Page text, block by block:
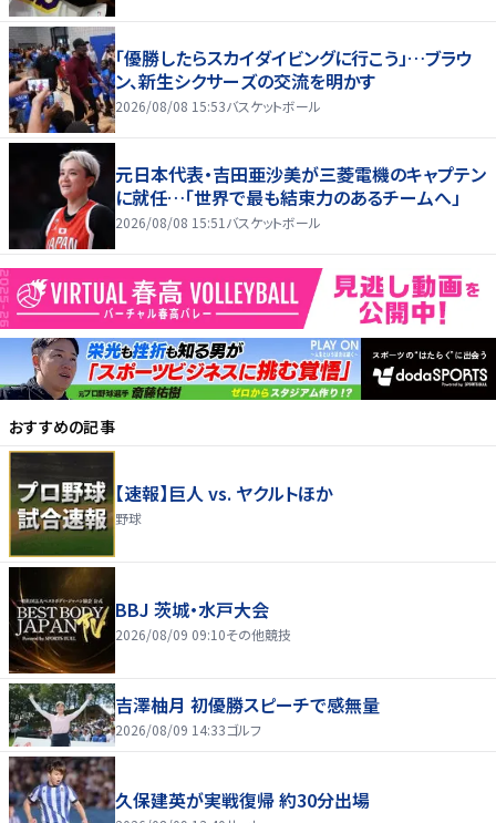
「優勝したらスカイダイビングに行こう」…ブラウ
ン、新生シクサーズの交流を明かす
2026/08/08 15:53バスケットボール
元日本代表・吉田亜沙美が三菱電機のキャプテン
に就任…「世界で最も結束力のあるチームへ」
2026/08/08 15:51 バスケットボール
おすすめの記事
【速報】巨人 vs. ヤクルトほか
野球
BBJ 茨城・水戸大会
2026/08/09 09:10その他競技
吉澤柚月 初優勝スピーチで感無量
2026/08/09 14:33ゴルフ
久保建英が実戦復帰 約30分出場